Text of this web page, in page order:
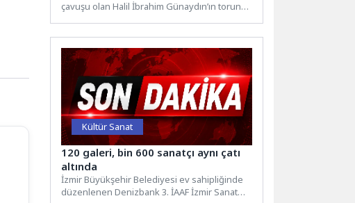
çavuşu olan Halil İbrahim Günaydın’ın torunu
Kültür Sanat
120 galeri, bin 600 sanatçı aynı çatı
altında
İzmir Büyükşehir Belediyesi ev sahipliğinde
düzenlenen Denizbank 3. İAAF İzmir Sanat